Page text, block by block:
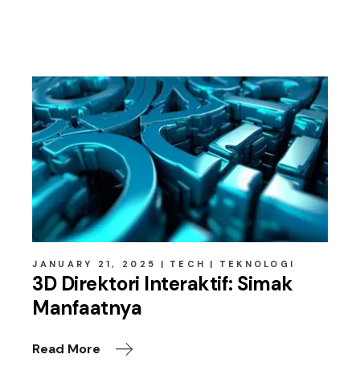
JANUARY 21, 2025 TECH TEKNOLOGI
3D Direktori Interaktif: Simak
Manfaatnya
Read More